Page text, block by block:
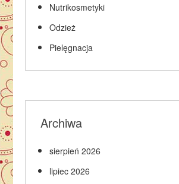
Nutrikosmetyki
Odzież
Pielęgnacja
Archiwa
sierpień 2026
lipiec 2026